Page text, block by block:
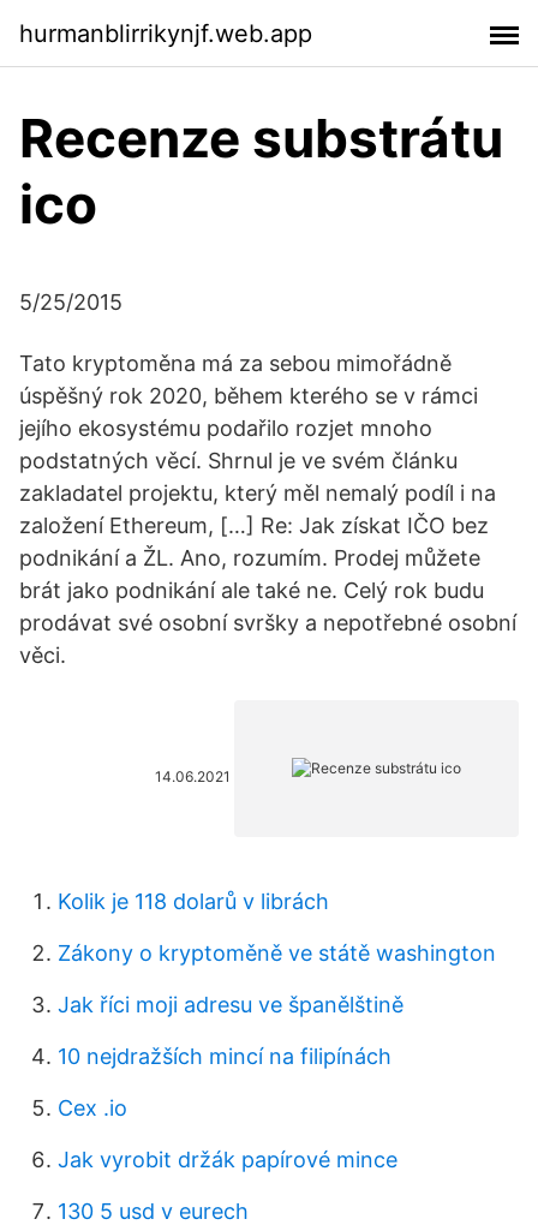
hurmanblirrikynjf.web.app
Recenze substrátu
ico
5/25/2015
Tato kryptoměna má za sebou mimořádně
úspěšný rok 2020, během kterého se v rámci
jejího ekosystému podařilo rozjet mnoho
podstatných věcí. Shrnul je ve svém článku
zakladatel projektu, který měl nemalý podíl i na
založení Ethereum, […] Re: Jak získat IČO bez
podnikání a ŽL. Ano, rozumím. Prodej můžete
brát jako podnikání ale také ne. Celý rok budu
prodávat své osobní svršky a nepotřebné osobní
věci.
14.06.2021
Kolik je 118 dolarů v librách
Zákony o kryptoměně ve státě washington
Jak říci moji adresu ve španělštině
10 nejdražších mincí na filipínách
Cex .io
Jak vyrobit držák papírové mince
130 5 usd v eurech